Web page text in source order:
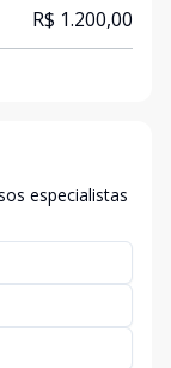
R$ 1.200,00
especialistas